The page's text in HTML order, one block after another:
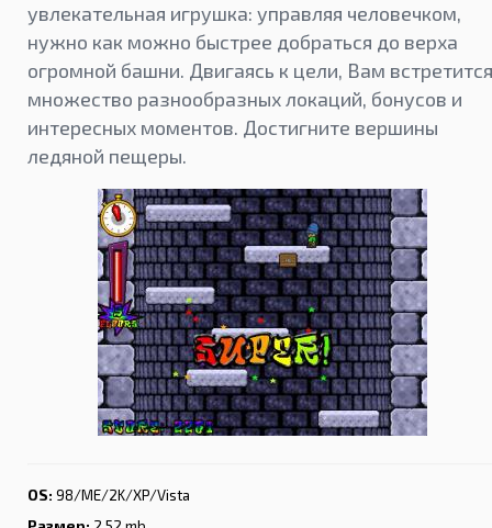
увлекательная игрушка: управляя человечком,
нужно как можно быстрее добраться до верха
огромной башни. Двигаясь к цели, Вам встретится
множество разнообразных локаций, бонусов и
интересных моментов. Достигните вершины
ледяной пещеры.
OS: 98/ME/2K/XP/Vista